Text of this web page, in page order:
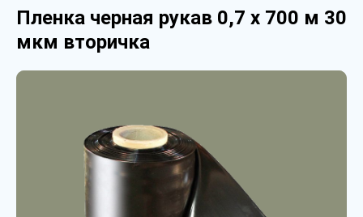
Пленка черная рукав 0,7 х 700 м 30
мкм вторичка